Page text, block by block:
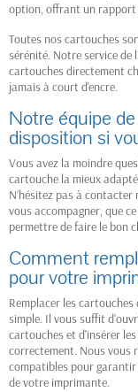
option, offrant un
Toutes nos cartouches
sérénité. Notre service
cartouches directement
jamais à court d'encre.
Notre équipe
disposition si
Vous avez la moindre
cartouche la mieux
N’hésitez pas à
vous accompagner, que
permettre de faire le bon
Comment
pour votre
Remplacer les
simple. Il vous suffit
cartouches et d'insérer
correctement. Nous vous
compatibles pour garantir
de votre imprimante.